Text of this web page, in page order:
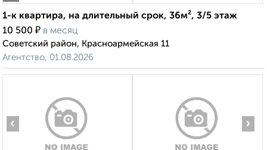
1-к квартира, на длительный срок, 36м², 3/5 этаж
10 500 ₽ в месяц
Советский район, Красноармейская 11
Агентство, 01.08.2026
‹ ›